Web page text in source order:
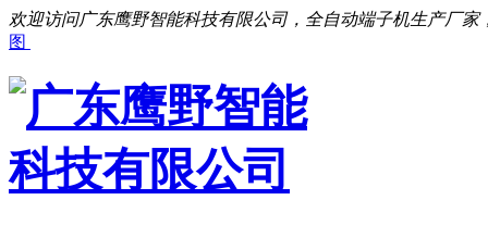
欢迎访问广东鹰野智能科技有限公司，全自动端子机生产厂家
图